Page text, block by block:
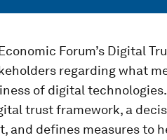
Forum’s Digital
regarding what
of digital
trust framework, a
and defines measures to